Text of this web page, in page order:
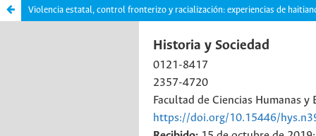
Violencia estatal, control fronterizo y racialización: experiencias de